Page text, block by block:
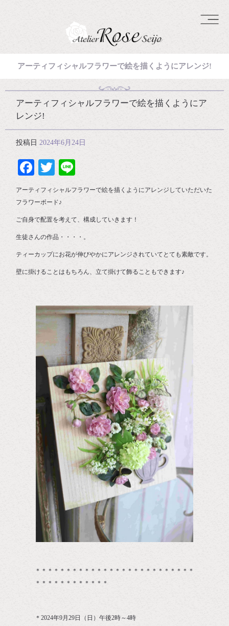
アーティフィシャルフラワーで絵を描くようにアレンジ!
アーティフィシャルフラワーで絵を描くようにア
レンジ!
投稿日 2024年6月24日
Facebook
Twitter
アーティフィシャルフラワーで絵を描くようにアレンジしていただいた
フラワーボード♪
ご自身で配置を考えて、構成していきます！
生徒さんの作品・・・・。
ティーカップにお花が伸びやかにアレンジされていてとても素敵です。
壁に掛けることはもちろん、立て掛けて飾ることもできます♪
＊＊＊＊＊＊＊＊＊＊＊＊＊＊＊＊＊＊＊＊＊＊＊＊＊＊
＊＊＊＊＊＊＊＊＊＊＊＊
＊2024年9月29日（日）午後2時～4時